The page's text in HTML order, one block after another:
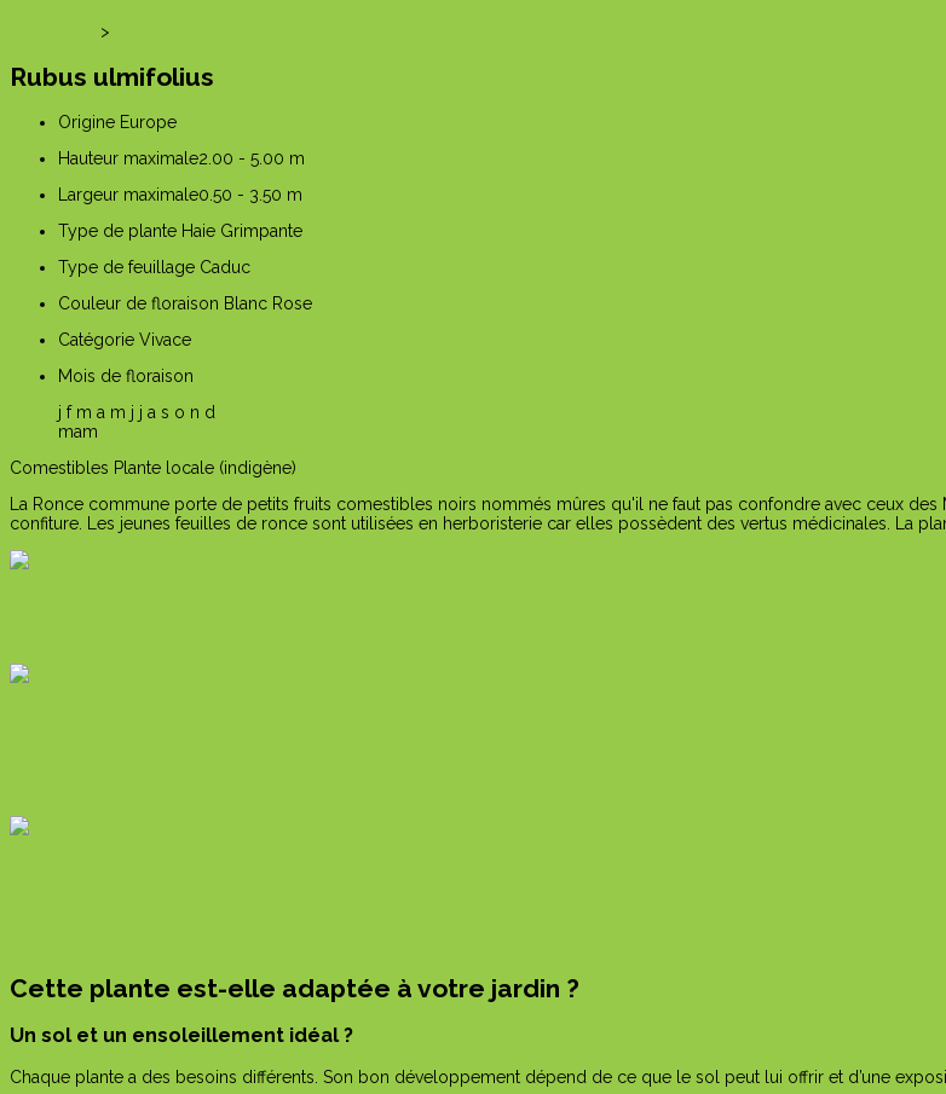
>
Rubus ulmifolius
Origine Europe
Hauteur maximale2.00 - 5.00 m
Largeur maximale0.50 - 3.50 m
Type de plante Haie Grimpante
Type de feuillage Caduc
Couleur de floraison Blanc Rose
Catégorie Vivace
Mois de floraison
j f m a m j j a s o n d
mam
Comestibles Plante locale (indigène)
La Ronce commune porte de petits fruits comestibles noirs nommés mûres qu'il ne faut pas confondre avec ceux des
confiture. Les jeunes feuilles de ronce sont utilisées en herboristerie car elles possèdent des vertus médicinales. La
Cette plante est-elle adaptée à votre jardin ?
Un sol et un ensoleillement idéal ?
Chaque plante a des besoins différents. Son bon développement dépend de ce que le sol peut lui offrir et d’une